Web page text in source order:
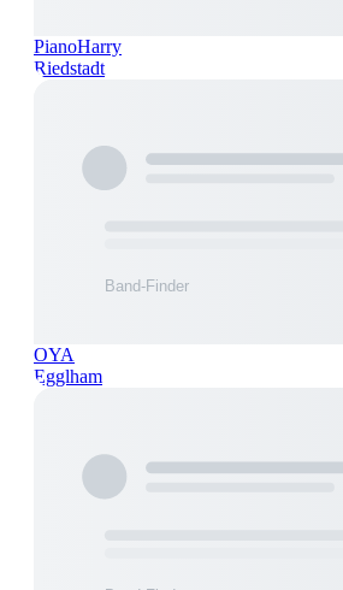
PianoHarry
Riedstadt
OYA
Egglham